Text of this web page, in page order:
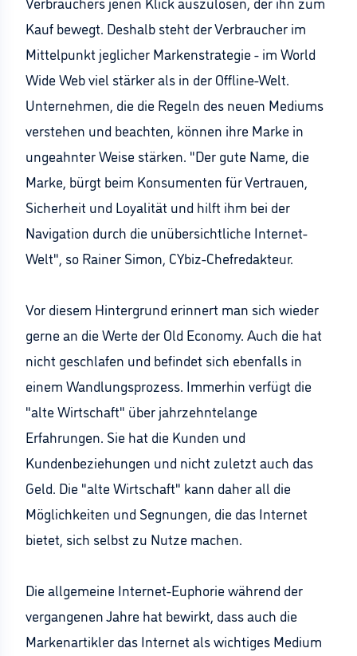
Kauf bewegt. Deshalb steht der Verbraucher im
Mittelpunkt jeglicher Markenstrategie - im World
Wide Web viel stärker als in der Offline-Welt.
Unternehmen, die die Regeln des neuen Mediums
verstehen und beachten, können ihre Marke in
ungeahnter Weise stärken. "Der gute Name, die
Marke, bürgt beim Konsumenten für Vertrauen,
Sicherheit und Loyalität und hilft ihm bei der
Navigation durch die unübersichtliche Internet-
Welt", so Rainer Simon, CYbiz-Chefredakteur.
Vor diesem Hintergrund erinnert man sich wieder
gerne an die Werte der Old Economy. Auch die hat
nicht geschlafen und befindet sich ebenfalls in
einem Wandlungsprozess. Immerhin verfügt die
"alte Wirtschaft" über jahrzehntelange
Erfahrungen. Sie hat die Kunden und
Kundenbeziehungen und nicht zuletzt auch das
Geld. Die "alte Wirtschaft" kann daher all die
Möglichkeiten und Segnungen, die das Internet
bietet, sich selbst zu Nutze machen.
Die allgemeine Internet-Euphorie während der
vergangenen Jahre hat bewirkt, dass auch die
Markenartikler das Internet als wichtiges Medium